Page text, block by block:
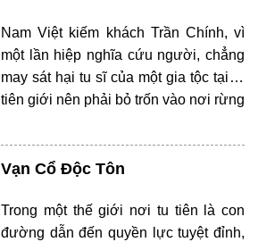
Nam Việt kiếm khách Trần Chính, vì
một lần hiệp nghĩa cứu người, chẳng
may sát hại tu sĩ của một gia tộc tại tu
tiên giới nên phải bỏ trốn vào nơi rừng
quê hương, lưu lạc thiên nhai. Nhờ
cơ duyên, hắn vượt qua nhiều…
Vạn Cổ Độc Tôn
Trong một thế giới nơi tu tiên là con
đường dẫn đến quyền lực tuyệt đỉnh,